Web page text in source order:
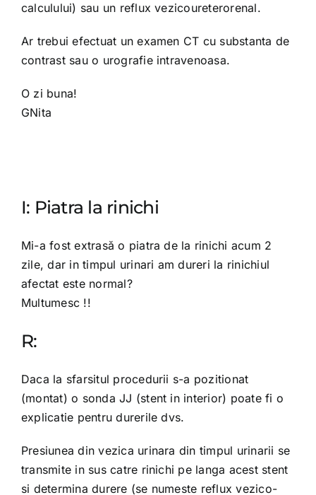
calculului) sau un reflux vezicoureterorenal.
Ar trebui efectuat un examen CT cu substanta de
contrast sau o urografie intravenoasa.
O zi buna!
GNita
I: Piatra la rinichi
Mi-a fost extrasă o piatra de la rinichi acum 2
zile, dar in timpul urinari am dureri la rinichiul
afectat este normal?
Multumesc !!
R:
Daca la sfarsitul procedurii s-a pozitionat
(montat) o sonda JJ (stent in interior) poate fi o
explicatie pentru durerile dvs.
Presiunea din vezica urinara din timpul urinarii se
transmite in sus catre rinichi pe langa acest stent
si determina durere (se numeste reflux vezico-